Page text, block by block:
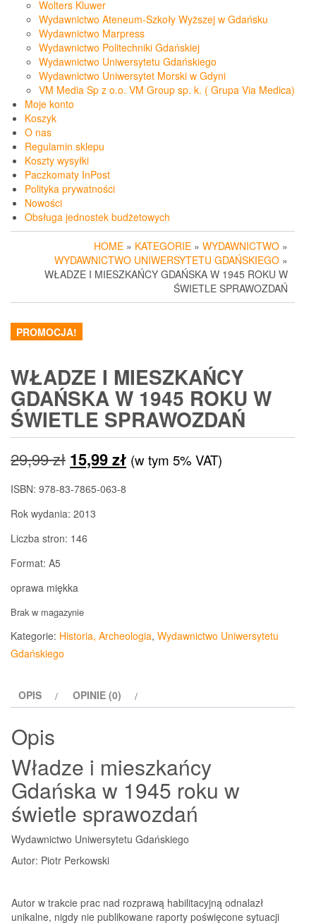
Wolters Kluwer
Wydawnictwo Ateneum-Szkoły Wyższej w Gdańsku
Wydawnictwo Marpress
Wydawnictwo Politechniki Gdańskiej
Wydawnictwo Uniwersytetu Gdańskiego
Wydawnictwo Uniwersytet Morski w Gdyni
VM Media Sp z o.o. VM Group sp. k. ( Grupa Via Medica)
Moje konto
Koszyk
O nas
Regulamin sklepu
Koszty wysyłki
Paczkomaty InPost
Polityka prywatności
Nowości
Obsługa jednostek budżetowych
HOME » KATEGORIE » WYDAWNICTWO »
WYDAWNICTWO UNIWERSYTETU GDAŃSKIEGO »
WŁADZE I MIESZKAŃCY GDAŃSKA W 1945 ROKU W
ŚWIETLE SPRAWOZDAŃ
PROMOCJA!
WŁADZE I MIESZKAŃCY
GDAŃSKA W 1945 ROKU W
ŚWIETLE SPRAWOZDAŃ
29,99zł Pierwotna
cena
wynosiła:
29,99 zł.
15,99złAktualna
(w tym 5% VAT)
ISBN: 978-83-7865-063-8
Rok wydania: 2013
Liczba stron: 146
Format: A5
oprawa miękka
Brak w magazynie
Kategorie: Historia, Archeologia, Wydawnictwo Uniwersytetu
Gdańskiego
OPIS OPINIE (0)
Opis
Władze i mieszkańcy
Gdańska w 1945 roku w
świetle sprawozdań
Wydawnictwo Uniwersytetu Gdańskiego
Autor: Piotr Perkowski
Autor w trakcie prac nad rozprawą habilitacyjną odnalazł
unikalne, nigdy nie publikowane raporty poświęcone sytuacji